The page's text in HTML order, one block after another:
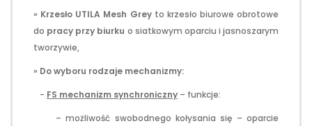
» Krzesło UTILA Mesh Grey to krzesło biurowe obrotowe
do pracy przy biurku o siatkowym oparciu i jasnoszarym
tworzywie,
» Do wyboru rodzaje mechanizmy:
- FS mechanizm synchroniczny – funkcje:
– możliwość swobodnego kołysania się – oparcie